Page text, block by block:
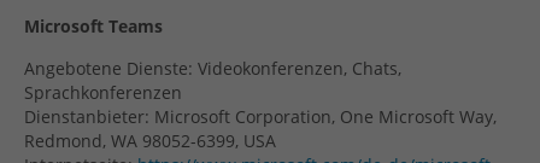
Microsoft Teams
Angebotene Dienste: Videokonferenzen, Chats,
Sprachkonferenzen
Dienstanbieter: Microsoft Corporation, One Microsoft Way,
Redmond, WA 98052-6399, USA